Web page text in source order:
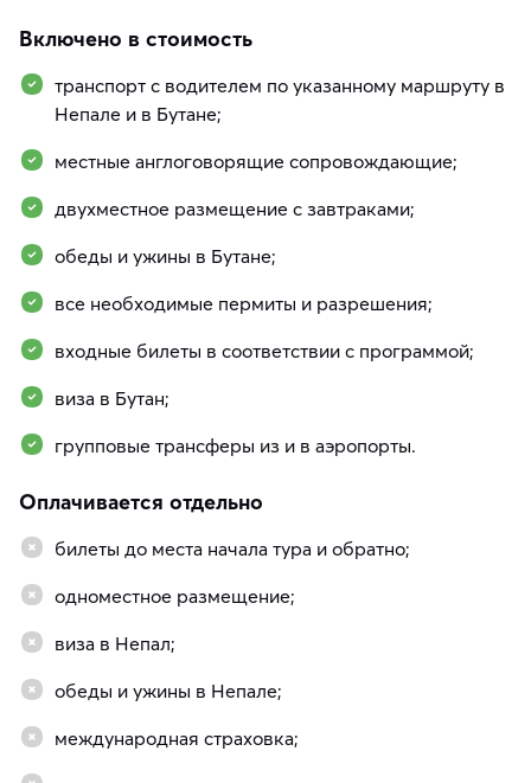
Включено в стоимость
транспорт с водителем по указанному маршруту в
Непале и в Бутане;
местные англоговорящие сопровождающие;
двухместное размещение с завтраками;
обеды и ужины в Бутане;
все необходимые пермиты и разрешения;
входные билеты в соответствии с программой;
виза в Бутан;
групповые трансферы из и в аэропорты.
Оплачивается отдельно
билеты до места начала тура и обратно;
одноместное размещение;
виза в Непал;
обеды и ужины в Непале;
международная страховка;